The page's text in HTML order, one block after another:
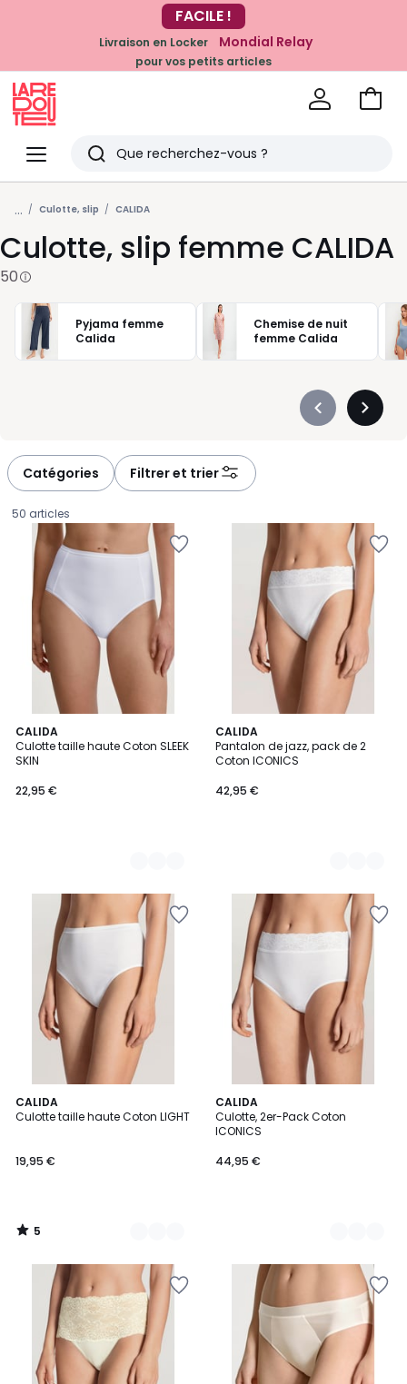
EN CE MOMENT
-20% dès 39€*
Livraison en Locker Mondial Relay
pour vos petits articles
Menu
Redoute
Rechercher
Derniers
articles
vus
Voir
... Culotte, slip CALIDA
Culotte, slip femme CALIDA
50
Pyjama femme
Calida
Chemise de nuit
femme Calida
Précédent
Catégories Filtrer et trier
50 articles
CALIDA
Culotte taille haute Coton SLEEK
SKIN
€.
22,95 €
3
Couleurs
CALIDA
Pantalon de jazz, pack de 2
Coton ICONICS
42,95 €
2
Couleurs
CALIDA
Culotte taille haute Coton LIGHT
19,95 €
5
/
2
Couleurs
5
/
CALIDA
Culotte, 2er-Pack Coton
ICONICS
44,95 €
2
Couleurs